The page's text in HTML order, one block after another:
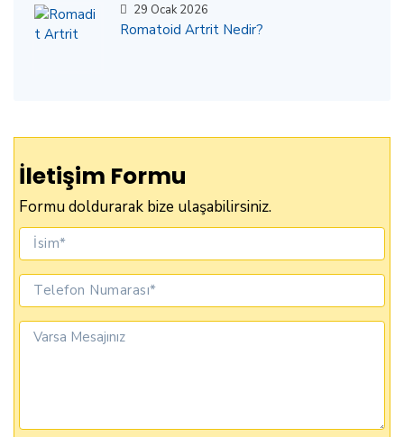
29 Ocak 2026
Romatoid Artrit Nedir?
İletişim Formu
Formu doldurarak bize ulaşabilirsiniz.